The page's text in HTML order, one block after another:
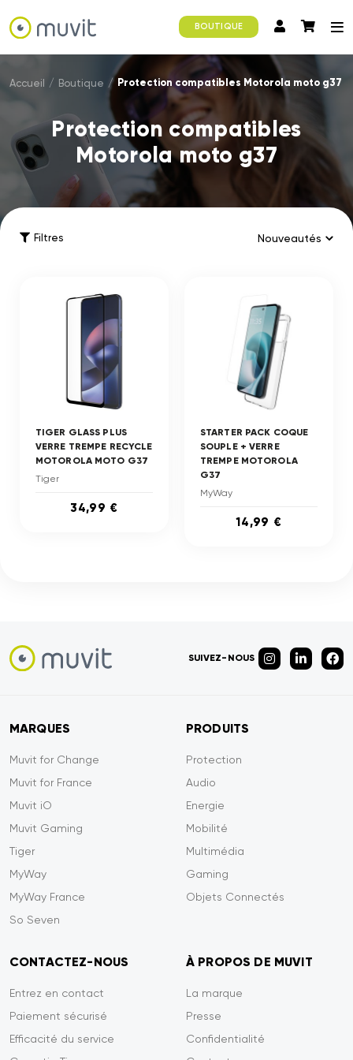
BOUTIQUE
Accueil / Boutique / Protection compatibles Motorola moto g37
Protection compatibles
Motorola moto g37
Filtres
TIGER GLASS PLUS
VERRE TREMPE RECYCLE
MOTOROLA MOTO G37
Tiger
34,99 €
STARTER PACK COQUE
SOUPLE + VERRE
TREMPE MOTOROLA
G37
MyWay
14,99 €
SUIVEZ-NOUS
MARQUES
Muvit for Change
Muvit for France
Muvit iO
Muvit Gaming
Tiger
MyWay
MyWay France
So Seven
PRODUITS
Protection
Audio
Energie
Mobilité
Multimédia
Gaming
Objets Connectés
CONTACTEZ-NOUS
Entrez en contact
Paiement sécurisé
Efficacité du service
À PROPOS DE MUVIT
La marque
Presse
Confidentialité